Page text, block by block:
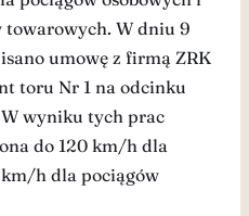
W dniu 9
umowę z firmą ZRK
toru Nr 1 na odcinku
wyniku tych prac
do 120 km/h dla
h dla pociągów